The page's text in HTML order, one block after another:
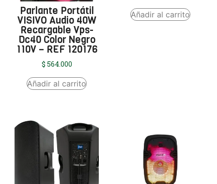
Parlante Portátil
VISIVO Audio 40W
Recargable Vps-
Dc40 Color Negro
110V – REF 120176
$ 564.000
Añadir al carrito
Añadir al carrito